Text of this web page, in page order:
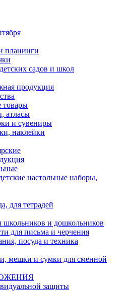
планинги
садов и школ
продукция
товары
атласы
и сувениры
наклейки
настольные наборы,
для тетрадей
школьников и дошкольников
для письма и черчения
посуда и техника
мешки и сумки для сменной
защиты